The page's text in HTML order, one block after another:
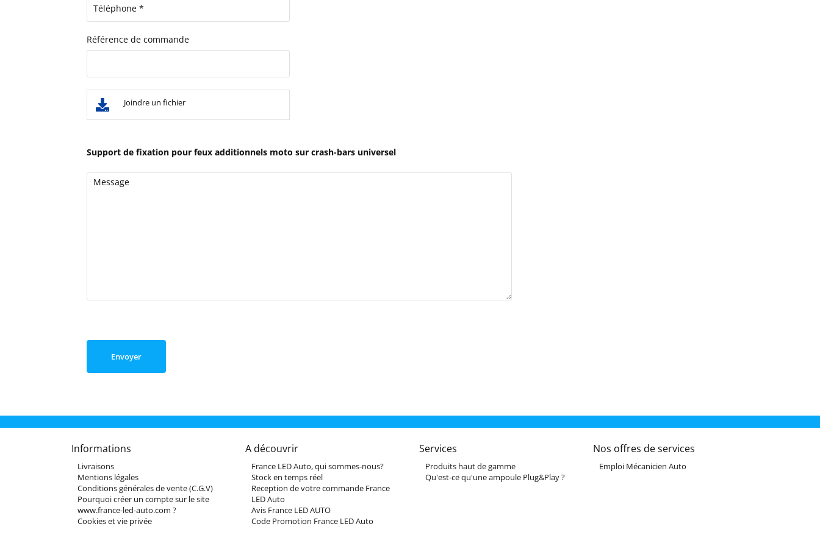
Référence de commande
Joindre un fichier
Support de fixation pour feux additionnels moto sur crash-bars universel
Envoyer
Informations
Livraisons
Mentions légales
Conditions générales de vente (C.G.V)
Pourquoi créer un compte sur le site
www.france-led-auto.com ?
Cookies et vie privée
A découvrir
France LED Auto, qui sommes-nous?
Stock en temps réel
Reception de votre commande France
LED Auto
Avis France LED AUTO
Code Promotion France LED Auto
Services
Produits haut de gamme
Qu'est-ce qu'une ampoule Plug&Play ?
Nos offres de services
Emploi Mécanicien Auto